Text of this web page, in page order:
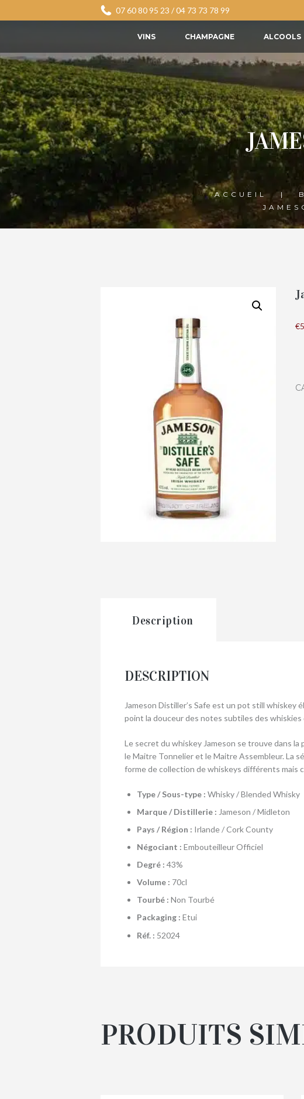
07 60 80 95 23 /04 73 73 78 99
VINS CHAMPAGNE ALCOOLS
ACCUEIL
€
Description
DESCRIPTION
Jameson Distiller’s Safe est un pot still
point la douceur des notes subtiles des
Le secret du whiskey Jameson se trouve dans
le Maitre Tonnelier et le Maitre Assembleur. La
forme de collection de whiskeys différents mais
Type / Sous-type : Whisky / Blended Whisky
Marque / Distillerie : Jameson / Midleton
Pays / Région : Irlande / Cork County
Négociant : Embouteilleur Officiel
Degré : 43%
Volume : 70cl
Tourbé : Non Tourbé
Packaging : Etui
Réf. : 52024
PRODUITS